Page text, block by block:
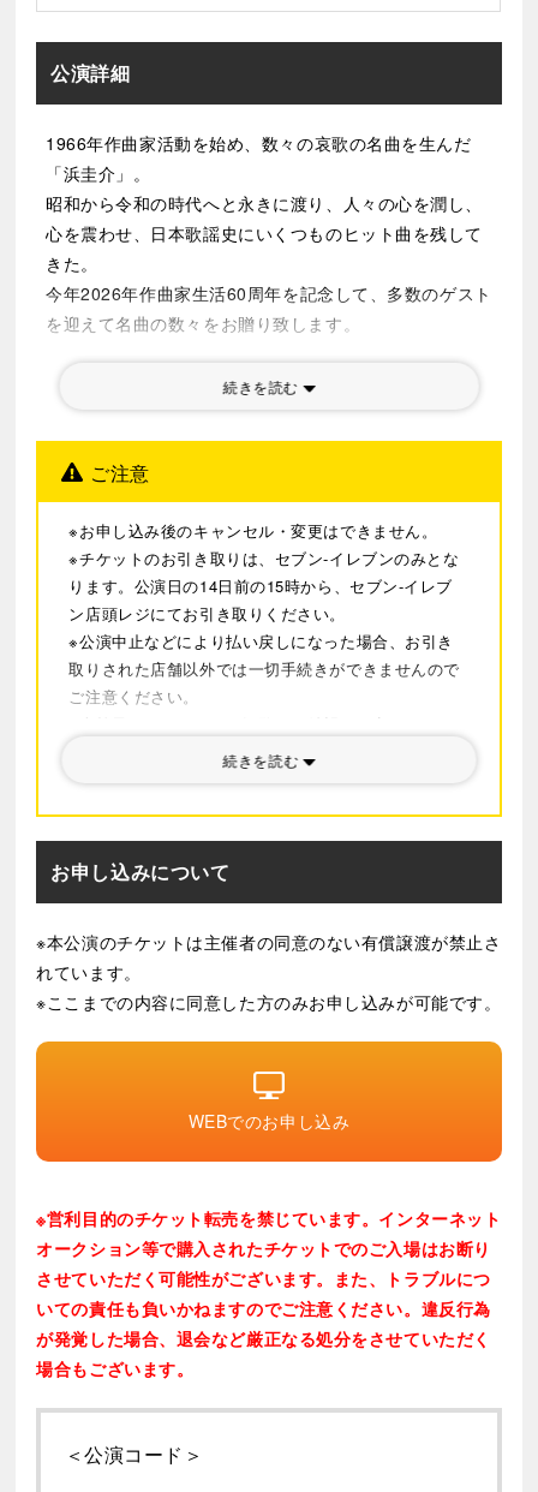
公演詳細
続きを読む
1966年作曲家活動を始め、数々の哀歌の名曲を生んだ
「浜圭介」。
昭和から令和の時代へと永きに渡り、人々の心を潤し、
心を震わせ、日本歌謡史にいくつものヒット曲を残して
きた。
今年2026年作曲家生活60周年を記念して、多数のゲスト
を迎えて名曲の数々をお贈り致します。
ご注意
続きを読む
※お申し込み後のキャンセル・変更はできません。
※チケットのお引き取りは、セブン-イレブンのみとな
ります。公演日の14日前の15時から、セブン-イレブ
ン店頭レジにてお引き取りください。
※公演中止などにより払い戻しになった場合、お引き
取りされた店舗以外では一切手続きができませんので
ご注意ください。
※車椅子スペースでのご観覧をご希望のお客さまはお
申し込み前に、アイエス(03-3355-3553/平日10:00～
い。
お申し込みについて
※本公演のチケットは主催者の同意のない有償譲渡が禁止さ
れています。
※ここまでの内容に同意した方のみお申し込みが可能です。
WEBでのお申し込み
※営利目的のチケット転売を禁じています。インターネット
オークション等で購入されたチケットでのご入場はお断り
させていただく可能性がございます。また、トラブルにつ
いての責任も負いかねますのでご注意ください。違反行為
が発覚した場合、退会など厳正なる処分をさせていただく
場合もございます。
＜公演コード＞